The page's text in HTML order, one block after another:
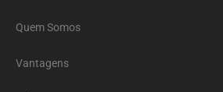
Quem Somos
Vantagens